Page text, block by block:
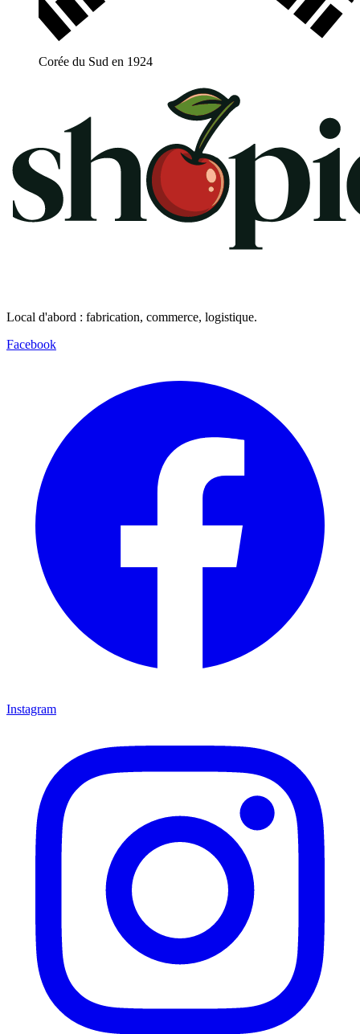
Corée du Sud en 1924
Local d'abord : fabrication, commerce, logistique.
Facebook
Instagram